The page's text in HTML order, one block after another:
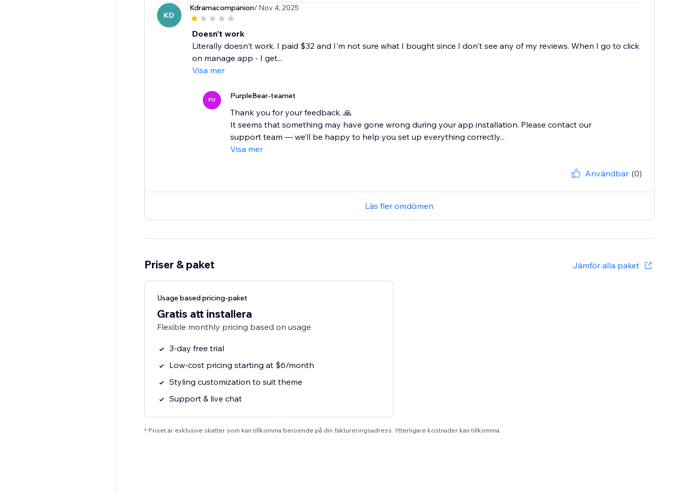
KD
Kdramacompanion/ Nov 4, 2025
Doesn't work
Literally doesn't work. I paid $32 and I'm not sure what I bought since I don't see any of my reviews. When I go to click
on manage app - I get...
Visa mer
PU PurpleBear-teamet
Thank you for your feedback. 🙏
It seems that something may have gone wrong during your app installation. Please contact our
support team — we’ll be happy to help you set up everything correctly...
Visa mer
Användbar (0)
Läs fler omdömen
Priser & paket Jämför alla paket
Usage based pricing-paket
Gratis att installera
Flexible monthly pricing based on usage
3-day free trial
Low-cost pricing starting at $6/month
Styling customization to suit theme
Support & live chat
* Priset är exklusive skatter som kan tillkomma beroende på din faktureringsadress. Ytterligare kostnader kan tillkomma.